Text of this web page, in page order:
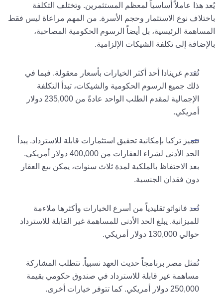
يُعد هذا عاملاً أساسياً لمعظم المستثمرين. وتختلف التكلفة
باختلاف نوع الاستثمار وحجم الأسرة. من المهم مراعاة ليس فقط
المساهمة الرئيسية، بل أيضاً الرسوم الحكومية المصاحبة،
بالإضافة إلى تكلفة الشيكات الإلزامية.
تُقدم غرينادا أحد أكثر الخيارات بأسعار معقولة. فبما في
ذلك جميع الرسوم الحكومية والشيكات، تبدأ التكلفة
الإجمالية لمقدم الطلب الواحد عادةً من 235,000 دولار
أمريكي.
تتميز تركيا بإمكانية تحقيق استثمارات قابلة للاسترداد. يبدأ
الحد الأدنى لشراء العقارات من 400,000 دولار أمريكي.
بعد الاحتفاظ بالملكية لمدة ثلاث سنوات، يمكن بيع العقار
دون فقدان الجنسية.
تُعد فانواتو تقليدياً من أسرع الخيارات وأكثرها ملاءمة
للميزانية. يبلغ الحد الأدنى للمساهمة غير القابلة للاسترداد
حوالي 130,000 دولار أمريكي.
تُمثل مصر برنامجاً حديث العهد نسبياً. تتطلب المشاركة
مساهمة غير قابلة للاسترداد في صندوق حكومي بقيمة
250,000 دولار أمريكي. كما تتوفر خيارات أخرى.